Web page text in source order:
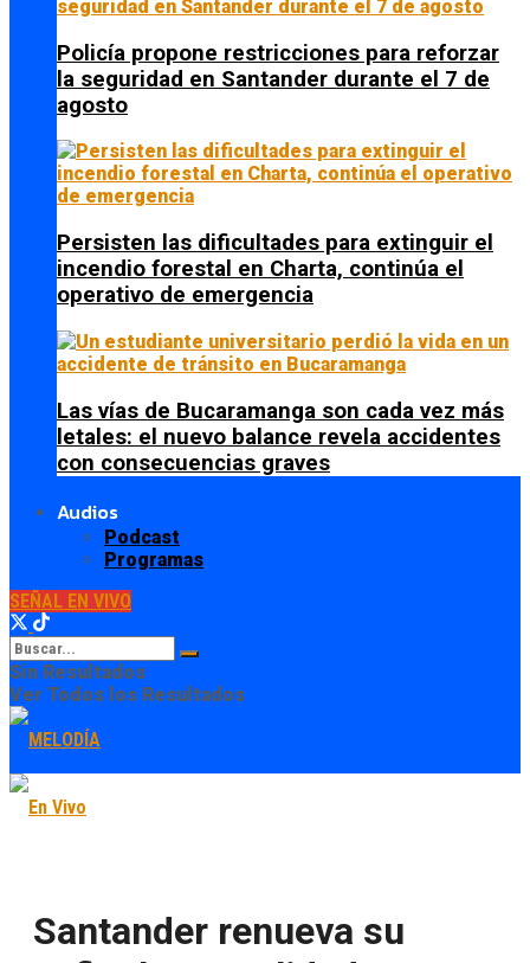
Policía propone restricciones para reforzar
la seguridad en Santander durante el 7 de
agosto
Persisten las dificultades para extinguir el
incendio forestal en Charta, continúa el
operativo de emergencia
Las vías de Bucaramanga son cada vez más
letales: el nuevo balance revela accidentes
con consecuencias graves
Audios
Podcast
Programas
SEÑAL EN VIVO
Sin Resultados
Ver Todos los Resultados
Santander renueva su